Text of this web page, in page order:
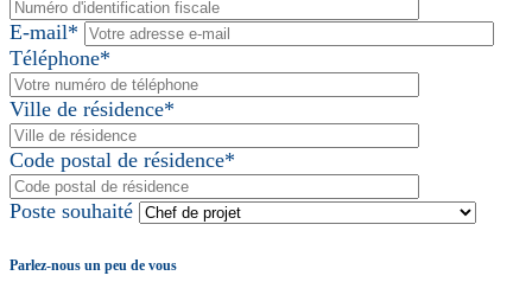
E-mail*
Téléphone*
Ville de résidence*
Code postal de résidence*
Poste souhaité
Parlez-nous un peu de vous